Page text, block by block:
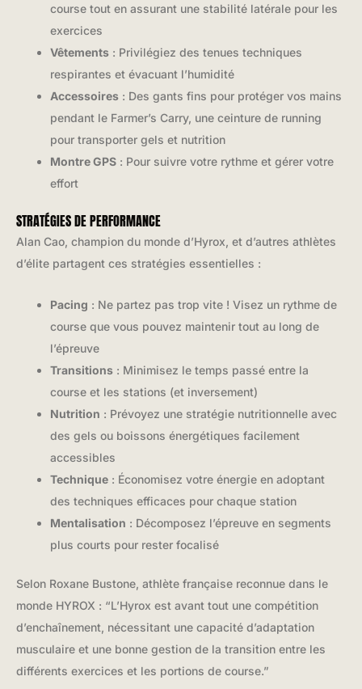
course tout en assurant une stabilité latérale pour les
exercices
Vêtements : Privilégiez des tenues techniques
respirantes et évacuant l’humidité
Accessoires : Des gants fins pour protéger vos mains
pendant le Farmer’s Carry, une ceinture de running
pour transporter gels et nutrition
Montre GPS : Pour suivre votre rythme et gérer votre
effort
STRATÉGIES DE PERFORMANCE
Alan Cao, champion du monde d’Hyrox, et d’autres athlètes
d’élite partagent ces stratégies essentielles :
Pacing : Ne partez pas trop vite ! Visez un rythme de
course que vous pouvez maintenir tout au long de
l’épreuve
Transitions : Minimisez le temps passé entre la
course et les stations (et inversement)
Nutrition : Prévoyez une stratégie nutritionnelle avec
des gels ou boissons énergétiques facilement
accessibles
Technique : Économisez votre énergie en adoptant
des techniques efficaces pour chaque station
Mentalisation : Décomposez l’épreuve en segments
plus courts pour rester focalisé
Selon Roxane Bustone, athlète française reconnue dans le
monde HYROX : “L’Hyrox est avant tout une compétition
d’enchaînement, nécessitant une capacité d’adaptation
musculaire et une bonne gestion de la transition entre les
différents exercices et les portions de course.”